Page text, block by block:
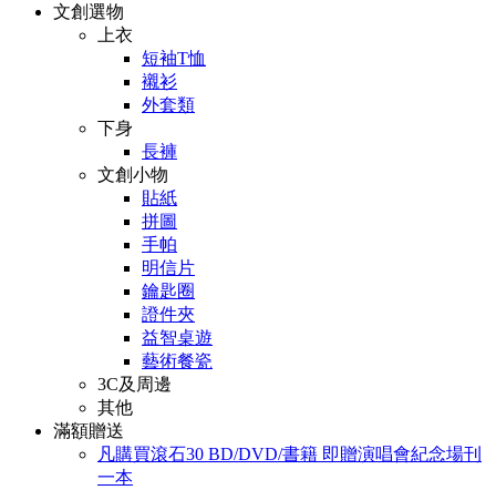
文創選物
上衣
短袖T恤
襯衫
外套類
下身
長褲
文創小物
貼紙
拼圖
手帕
明信片
鑰匙圈
證件夾
益智桌遊
藝術餐瓷
3C及周邊
其他
滿額贈送
凡購買滾石30 BD/DVD/書籍 即贈演唱會紀念場刊
一本